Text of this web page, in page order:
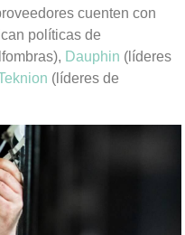
cuenten con
políticas de
Dauphin (líderes
(líderes de